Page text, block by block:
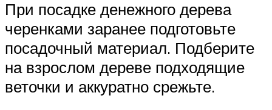
При посадке денежного дерева
черенками заранее подготовьте
посадочный материал. Подберите
на взрослом дереве подходящие
веточки и аккуратно срежьте.